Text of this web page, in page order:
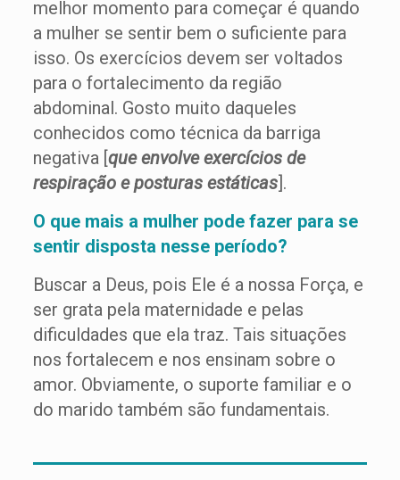
melhor momento para começar é quando
a mulher se sentir bem o suficiente para
isso. Os exercícios devem ser voltados
para o fortalecimento da região
abdominal. Gosto muito daqueles
conhecidos como técnica da barriga
negativa [que envolve exercícios de
respiração e posturas estáticas].
O que mais a mulher pode fazer para se
sentir disposta nesse período?
Buscar a Deus, pois Ele é a nossa Força, e
ser grata pela maternidade e pelas
dificuldades que ela traz. Tais situações
nos fortalecem e nos ensinam sobre o
amor. Obviamente, o suporte familiar e o
do marido também são fundamentais.